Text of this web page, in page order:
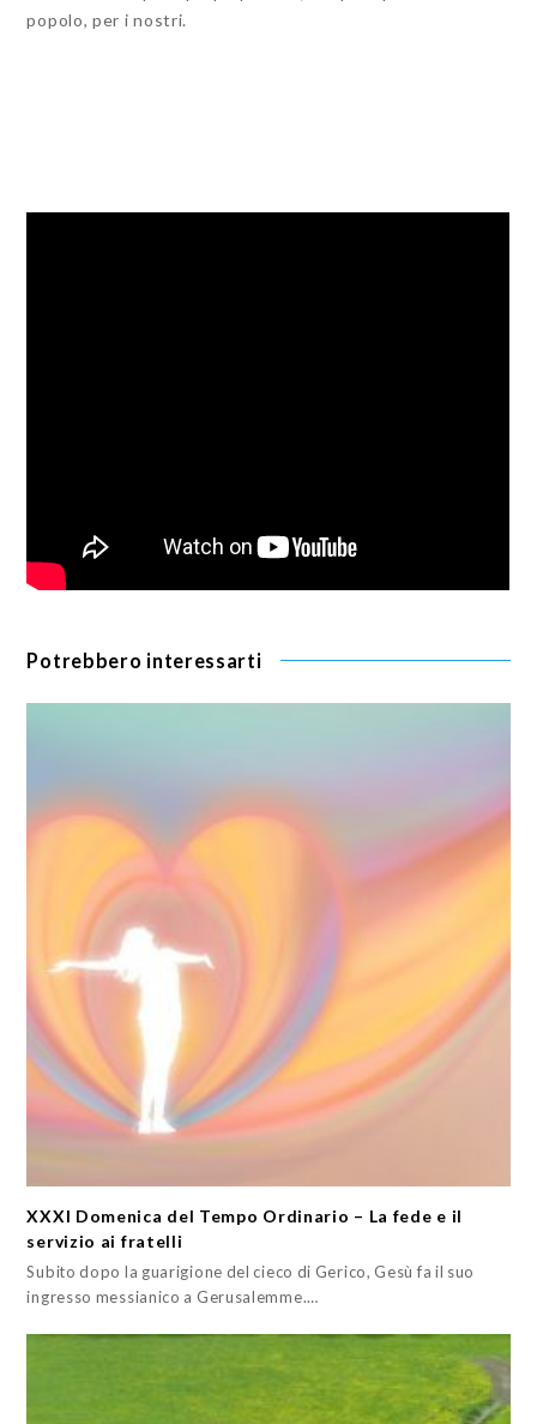
popolo, per i nostri.
Potrebbero interessarti
XXXI Domenica del Tempo Ordinario – La fede e il
servizio ai fratelli
Subito dopo la guarigione del cieco di Gerico, Gesù fa il suo
ingresso messianico a Gerusalemme.…